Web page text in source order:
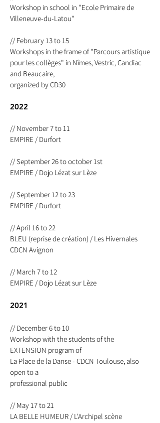
Workshop in school in "Ecole Primaire de
Villeneuve-du-Latou"
// February 13 to 15
Workshops in the frame of "Parcours artistique
pour les collèges" in Nîmes, Vestric, Candiac
and Beaucaire,
organized by CD30
2022
// November 7 to 11
EMPIRE / Durfort
// September 26 to october 1st
EMPIRE / Dojo Lézat sur Lèze
// September 12 to 23
EMPIRE / Durfort
// April 16 to 22
BLEU (reprise de création) / Les Hivernales
CDCN Avignon
// March 7 to 12
EMPIRE / Dojo Lézat sur Lèze
2021
// December 6 to 10
Workshop with the students of the
EXTENSION program of
La Place de la Danse - CDCN Toulouse, also
open to a
professional public
// May 17 to 21
LA BELLE HUMEUR / L'Archipel scène